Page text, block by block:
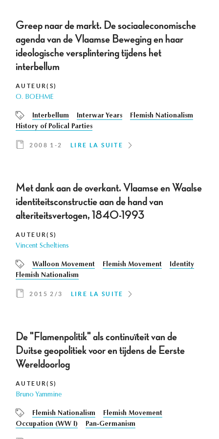
Greep naar de markt. De sociaaleconomische
agenda van de Vlaamse Beweging en haar
ideologische versplintering tijdens het
interbellum
AUTEUR(S)
O. BOEHME
Interbellum Interwar Years
Flemish Nationalism
History of Polical Parties
2008 1-2 LIRE LA SUITE
Met dank aan de overkant. Vlaamse en Waalse
identiteitsconstructie aan de hand van
alteriteitsvertogen, 1840-1993
AUTEUR(S)
Vincent Scheltiens
Walloon Movement Flemish Movement
Identity
Flemish Nationalism
2015 2/3 LIRE LA SUITE
De "Flamenpolitik" als continuïteit van de
Duitse geopolitiek voor en tijdens de Eerste
Wereldoorlog
AUTEUR(S)
Bruno Yammine
Flemish Nationalism
Flemish Movement
Occupation (WW I)
Pan-Germanism